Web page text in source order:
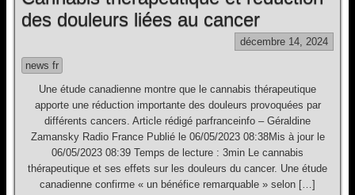
des douleurs liées au cancer
décembre 14, 2024
news fr
Une étude canadienne montre que le cannabis thérapeutique
apporte une réduction importante des douleurs provoquées par
différents cancers. Article rédigé parfranceinfo – Géraldine
Zamansky Radio France Publié le 06/05/2023 08:38Mis à jour le
06/05/2023 08:39 Temps de lecture : 3min Le cannabis
thérapeutique et ses effets sur les douleurs du cancer. Une étude
canadienne confirme « un bénéfice remarquable » selon […]